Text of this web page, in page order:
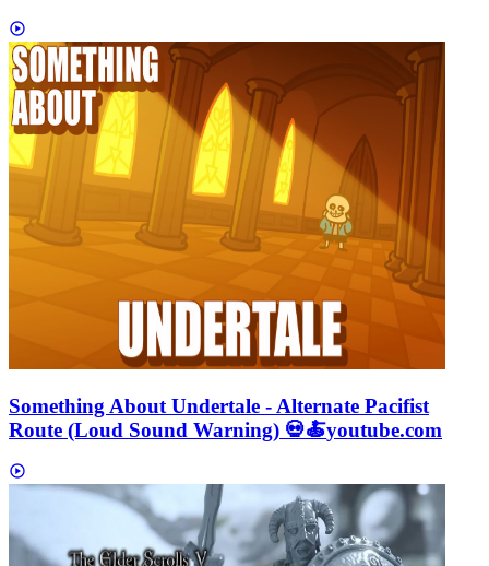
Something About Undertale - Alternate Pacifist
Route (Loud Sound Warning) 💀🍝youtube.com